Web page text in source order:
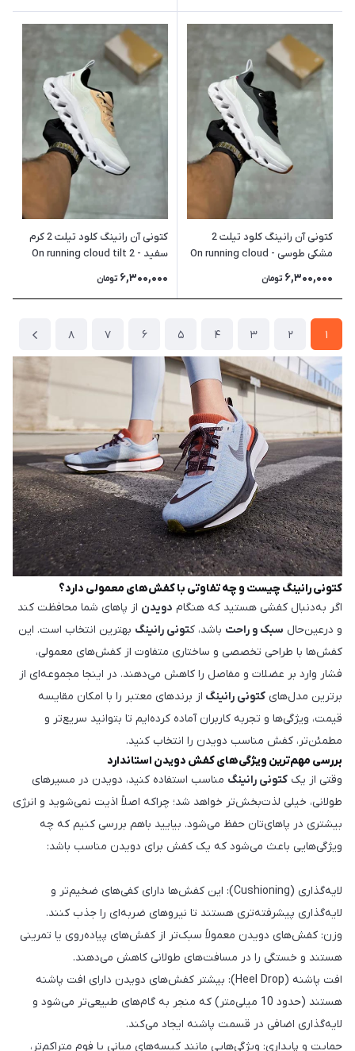
کتونی آن رانینگ کلود تیلت 2
مشکی طوسی - On running cloud
tilt 2 Loewe
6,300,000 تومان
کتونی آن رانینگ کلود تیلت 2 کرم
سفید - On running cloud tilt 2
6,300,000 تومان
1
2
3
4
5
6
7
8
کتونی رانینگ چیست و چه تفاوتی با کفش‌های معمولی دارد؟
اگر به‌دنبال کفشی هستید که هنگام دویدن از پاهای شما محافظت کند
و درعین‌حال سبک و راحت باشد، کتونی رانینگ بهترین انتخاب است. این
کفش‌ها با طراحی تخصصی و ساختاری متفاوت از کفش‌های معمولی،
فشار وارد بر عضلات و مفاصل را کاهش می‌دهند. در اینجا مجموعه‌ای از
برترین مدل‌های کتونی رانینگ از برندهای معتبر را با امکان مقایسه
قیمت، ویژگی‌ها و تجربه کاربران آماده کرده‌ایم تا بتوانید سریع‌تر و
مطمئن‌تر، کفش مناسب دویدن را انتخاب کنید.
بررسی مهم‌ترین ویژگی‌های کفش دویدن استاندارد
وقتی از یک کتونی رانینگ مناسب استفاده کنید، دویدن در مسیرهای
طولانی، خیلی لذت‌بخش‌تر خواهد شد؛ چراکه اصلاً اذیت نمی‌شوید و انرژی
بیشتری در پاهای‌تان حفظ می‌شود. بیایید باهم بررسی کنیم که چه
ویژگی‌هایی باعث می‌شود که یک کفش برای دویدن مناسب باشد:
لایه‌گذاری (Cushioning): این کفش‌ها دارای کفی‌های ضخیم‌تر و
لایه‌گذاری پیشرفته‌تری هستند تا نیروهای ضربه‌ای را جذب کنند.
وزن: کفش‌های دویدن معمولاً سبک‌تر از کفش‌های پیاده‌روی یا تمرینی
هستند و خستگی را در مسافت‌های طولانی کاهش می‌دهند.
افت پاشنه (Heel Drop): بیشتر کفش‌های دویدن دارای افت پاشنه
هستند (حدود 10 میلی‌متر) که منجر به گام‌های طبیعی‌تر می‌شود و
لایه‌گذاری اضافی در قسمت پاشنه ایجاد می‌کند.
حمایت و پایداری: ویژگی‌هایی مانند کیسه‌های میانی یا فوم متراکم‌تر،